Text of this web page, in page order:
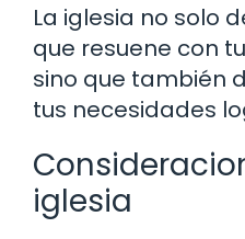
La iglesia no solo
que resuene con
sino que también
tus necesidades
iglesia